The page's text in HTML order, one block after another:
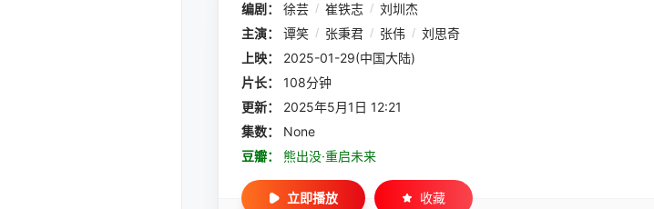
编剧：
徐芸 / 崔铁志 / 刘圳杰
主演：
谭笑 / 张秉君 / 张伟 / 刘思奇
上映：
2025-01-29(中国大陆)
片长：
108分钟
更新：
2025年5月1日 12:21
集数：
None
豆瓣：
熊出没·重启未来
立即播放 收藏